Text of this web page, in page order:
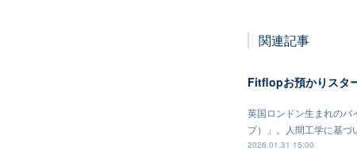
関連記事
Fitflopお預かりスタ
英国ロンドン生まれのバ
プ）」。人間工学に基
2026.01.31 15:00